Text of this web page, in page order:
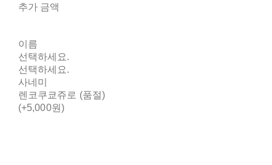
추가 금액
이름
선택하세요.
선택하세요.
사네미
렌코쿠쿄쥬로 (품절)
(+5,000원)